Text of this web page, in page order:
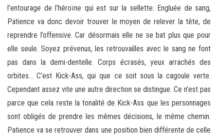
l’entourage de l’héroïne qui est sur la sellette. Engluée de sang,
Patience va donc devoir trouver le moyen de relever la tête, de
reprendre l’offensive. Car désormais elle ne se bat plus que pour
elle seule. Soyez prévenus, les retrouvailles avec le sang ne font
pas dans la demi-dentelle. Corps écrasés, yeux arrachés des
orbites… C’est Kick-Ass, qui que ce soit sous la cagoule verte.
Cependant assez vite une autre direction se distingue. Ce n’est pas
parce que cela reste la tonalité de Kick-Ass que les personnages
sont obligés de prendre les mêmes décisions, le même chemin.
Patience va se retrouver dans une position bien différente de celle